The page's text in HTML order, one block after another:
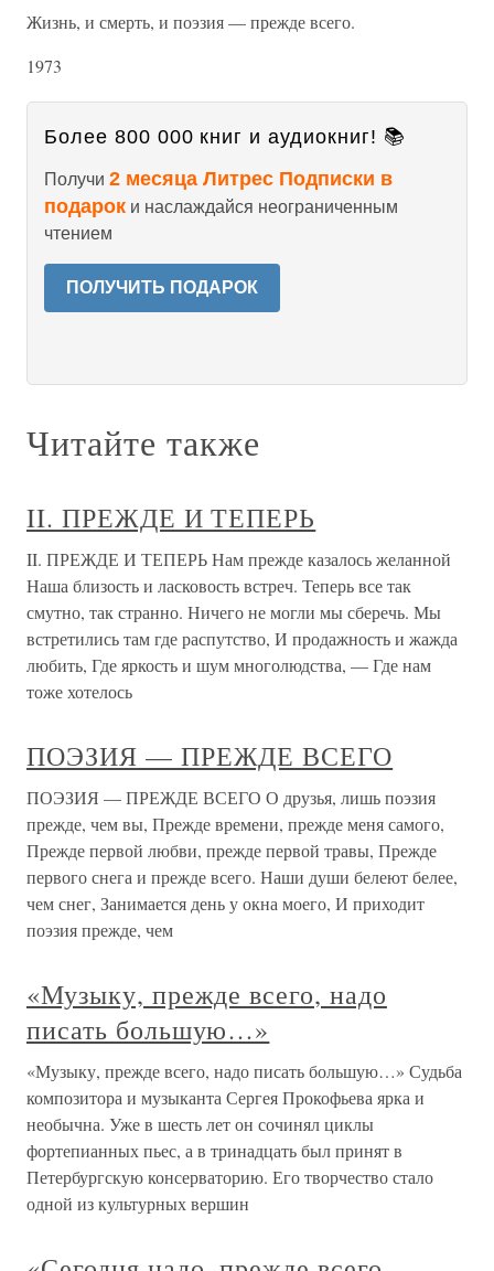
Жизнь, и смерть, и поэзия — прежде всего.
1973
Более 800 000 книг и аудиокниг! 📚
Получи 2 месяца Литрес Подписки в
подарок и наслаждайся неограниченным
чтением
ПОЛУЧИТЬ ПОДАРОК
Читайте также
II. ПРЕЖДЕ И ТЕПЕРЬ
II. ПРЕЖДЕ И ТЕПЕРЬ Нам прежде казалось желанной
Наша близость и ласковость встреч. Теперь все так
смутно, так странно. Ничего не могли мы сберечь. Мы
встретились там где распутство, И продажность и жажда
любить, Где яркость и шум многолюдства, — Где нам
тоже хотелось
ПОЭЗИЯ — ПРЕЖДЕ ВСЕГО
ПОЭЗИЯ — ПРЕЖДЕ ВСЕГО О друзья, лишь поэзия
прежде, чем вы, Прежде времени, прежде меня самого,
Прежде первой любви, прежде первой травы, Прежде
первого снега и прежде всего. Наши души белеют белее,
чем снег, Занимается день у окна моего, И приходит
поэзия прежде, чем
«Музыку, прежде всего, надо
писать большую…»
«Музыку, прежде всего, надо писать большую…» Судьба
композитора и музыканта Сергея Прокофьева ярка и
необычна. Уже в шесть лет он сочинял циклы
фортепианных пьес, а в тринадцать был принят в
Петербургскую консерваторию. Его творчество стало
одной из культурных вершин